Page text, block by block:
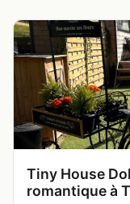
Tiny House
romantique à